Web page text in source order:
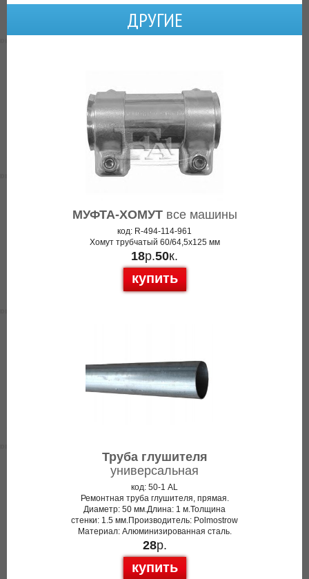
ДРУГИЕ
МУФТА-ХОМУТвсе машины
код: R-494-114-961
Хомут трубчатый 60/64,5x125 мм
18р.50к.
купить
Труба глушителя
универсальная
код: 50-1 AL
Ремонтная труба глушителя, прямая.
Диаметр: 50 мм.Длина: 1 м.Толщина
стенки: 1.5 мм.Производитель: Polmostrow
Материал: Алюминизированная сталь.
28р.
купить